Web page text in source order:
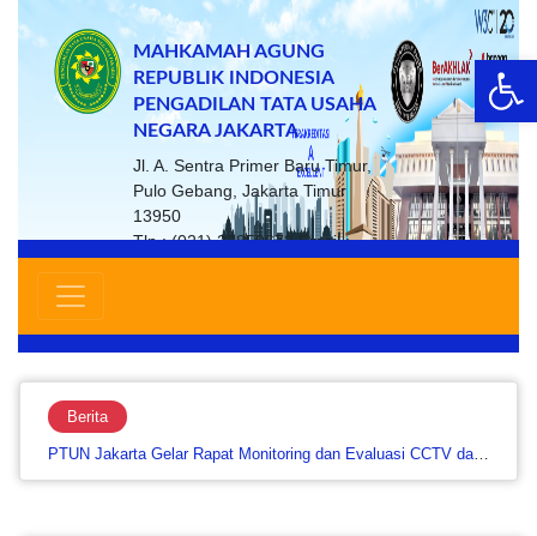
MAHKAMAH AGUNG
REPUBLIK INDONESIA
PENGADILAN TATA USAHA
NEGARA JAKARTA
Jl. A. Sentra Primer Baru Timur,
Pulo Gebang, Jakarta Timur
13950
Tlp : (021) 22859672 Email :
Berita